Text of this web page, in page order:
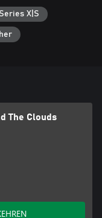
X|S
The Clouds